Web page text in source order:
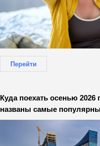
Перейти
Куда поехать осенью 2026
названы самые